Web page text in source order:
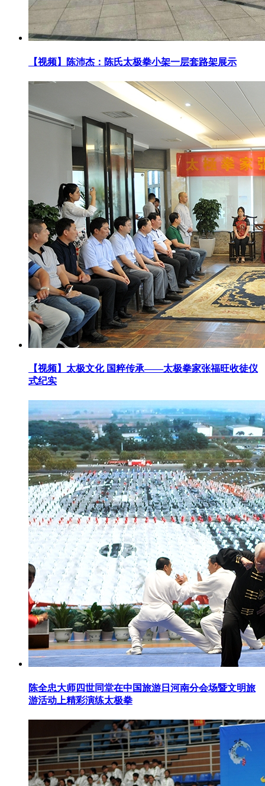
【视频】陈沛杰：陈氏太极拳小架一层套路架展示
【视频】太极文化 国粹传承——太极拳家张福旺收徒仪
式纪实
陈全忠大师四世同堂在中国旅游日河南分会场暨文明旅
游活动上精彩演练太极拳